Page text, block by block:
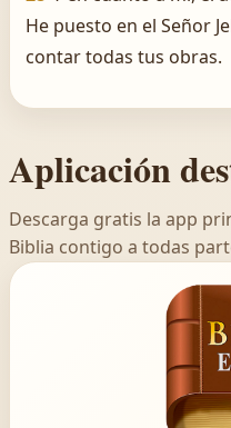
He puesto en el Señor
contar todas tus obras.
Aplicación
Descarga gratis la app
Biblia contigo a todas